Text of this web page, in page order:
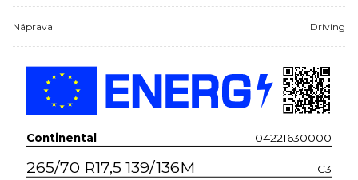
Náprava Driving
Continental 04221630000
265/70 R17,5 139/136M C3